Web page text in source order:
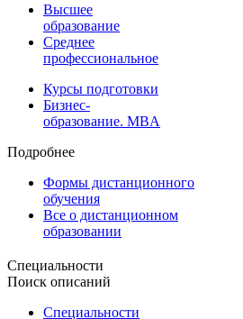
Высшее
образование
Среднее
профессиональное
Курсы подготовки
Бизнес-
образование. MBA
Подробнее
Формы дистанционного
обучения
Все о дистанционном
образовании
Специальности
Поиск описаний
Специальности